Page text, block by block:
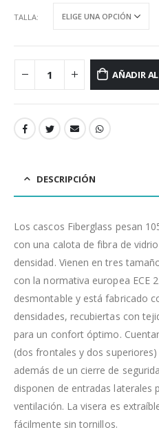
TALLA
AÑADIR
DESCRIPCIÓN
Los cascos Fiberglass pesan
con una calota de fibra de
densidad. Vienen en tres
con la normativa europea ECE
desmontable y está fabricado
densidades, recubiertas con
para un confort óptimo.
(dos frontales y dos
además de un cierre de
disponen de entradas laterales
ventilación. La visera es
fácilmente sin tornillos.